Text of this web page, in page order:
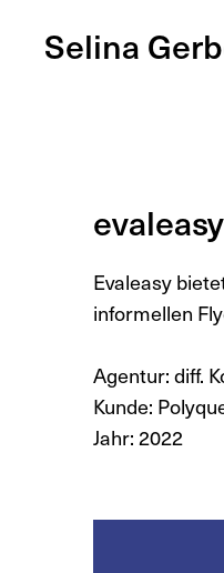
Selina
evaleasy
Evaleasy
informellen
Agentur: diff.
Kunde:
Jahr: 2022